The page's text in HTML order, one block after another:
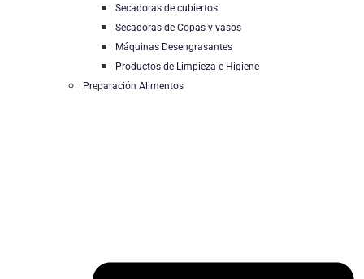
Secadoras de cubiertos
Secadoras de Copas y vasos
Máquinas Desengrasantes
Productos de Limpieza e Higiene
Preparación Alimentos